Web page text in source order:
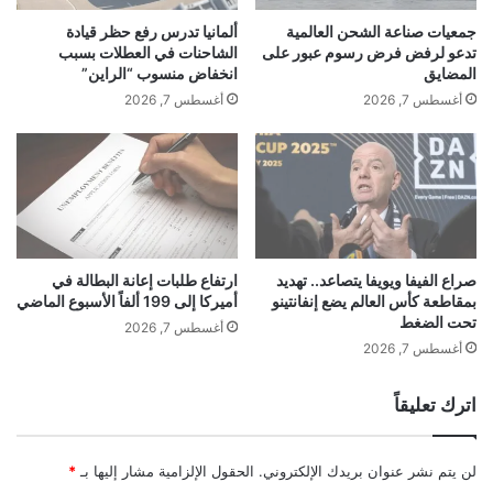
ت
ا
ن
ة
ي
ر
ب
ل
س
و
ق
ر
ف
ر
ك
ا
أ
ل
ع
ا
ل
ف
ي
د
و
ف
ي
ك
جمعيات صناعة الشحن العالمية
تدعو لرفض فرض رسوم عبور على
المضايق
أغسطس 7, 2026
ألمانيا تدرس رفع حظر قيادة
الشاحنات في العطلات بسبب
انخفاض منسوب “الراين”
أغسطس 7, 2026
صراع الفيفا ويويفا يتصاعد.. تهديد
بمقاطعة كأس العالم يضع إنفانتينو
تحت الضغط
أغسطس 7, 2026
ارتفاع طلبات إعانة البطالة في
أميركا إلى 199 ألفاً الأسبوع الماضي
أغسطس 7, 2026
اترك تعليقاً
لن يتم نشر عنوان بريدك الإلكتروني. الحقول الإلزامية مشار إليها بـ *